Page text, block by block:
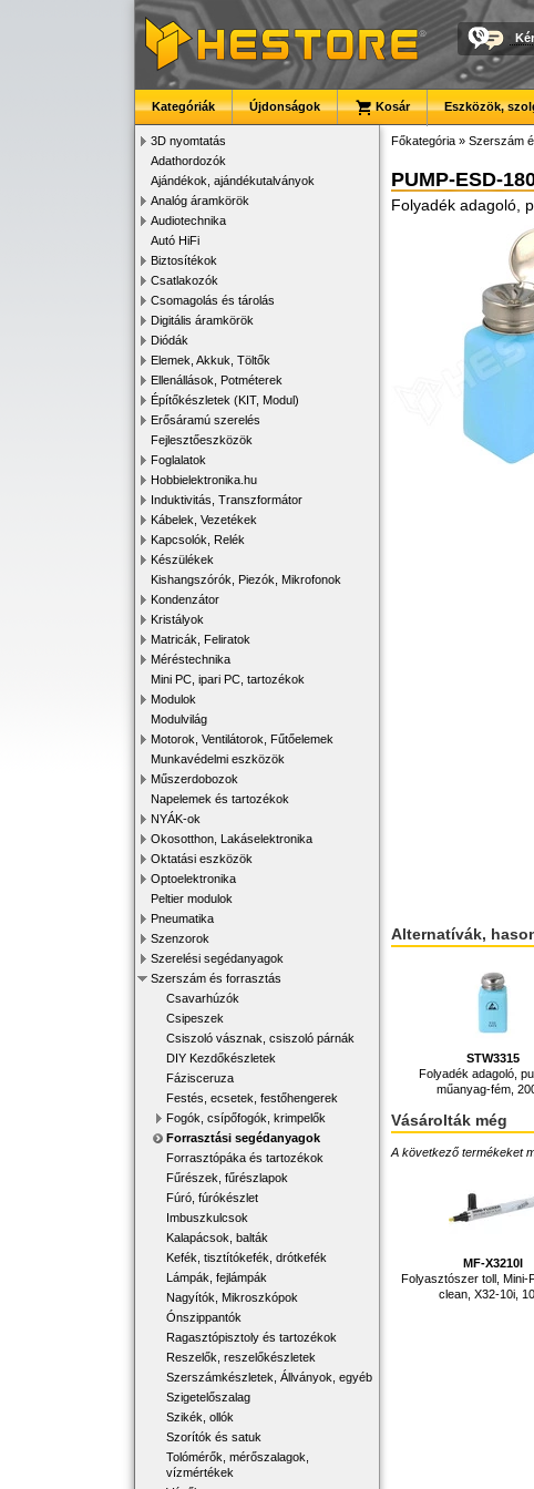
Kategóriák Újdonságok Kosár Eszközök,
3D nyomtatás
Adathordozók
Ajándékok, ajándékutalványok
Analóg áramkörök
Audiotechnika
Autó HiFi
Biztosítékok
Csatlakozók
Csomagolás és tárolás
Digitális áramkörök
Diódák
Elemek, Akkuk, Töltők
Ellenállások, Potméterek
Építőkészletek (KIT, Modul)
Erősáramú szerelés
Fejlesztőeszközök
Foglalatok
Hobbielektronika.hu
Induktivitás, Transzformátor
Kábelek, Vezetékek
Kapcsolók, Relék
Készülékek
Kishangszórók, Piezók, Mikrofonok
Kondenzátor
Kristályok
Matricák, Feliratok
Méréstechnika
Mini PC, ipari PC, tartozékok
Modulok
Modulvilág
Motorok, Ventilátorok, Fűtőelemek
Munkavédelmi eszközök
Műszerdobozok
Napelemek és tartozékok
NYÁK-ok
Okosotthon, Lakáselektronika
Oktatási eszközök
Optoelektronika
Peltier modulok
Pneumatika
Szenzorok
Szerelési segédanyagok
Szerszám és forrasztás
Csavarhúzók
Csipeszek
Csiszoló vásznak, csiszoló párnák
DIY Kezdőkészletek
Fázisceruza
Festés, ecsetek, festőhengerek
Fogók, csípőfogók, krimpelők
Forrasztási segédanyagok
Forrasztópáka és tartozékok
Fűrészek, fűrészlapok
Fúró, fúrókészlet
Imbuszkulcsok
Kalapácsok, balták
Kefék, tisztítókefék, drótkefék
Lámpák, fejlámpák
Nagyítók, Mikroszkópok
Ónszippantók
Ragasztópisztoly és tartozékok
Reszelők, reszelőkészletek
Szerszámkészletek, Állványok, egyéb
Szigetelőszalag
Szikék, ollók
Szorítók és satuk
Tolómérők, mérőszalagok,
vízmértékek
Főkategória » Szerszám
PUMP-ESD-
Folyadék adagoló,
Alternatívák,
STW3315
Folyadék adagoló,
műanyag-fém,
Vásárolták még
A következő termékeket
MF-X3210I
Folyasztószer toll, Mini-
clean, X32-10i,